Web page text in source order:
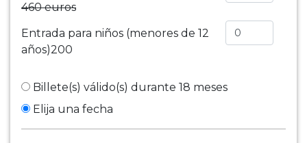
460 euros
Entrada para niños (menores de 12
años)200
Billete(s) válido(s) durante 18 meses
Elija una fecha